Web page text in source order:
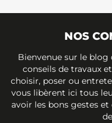
NOS
Bienvenue sur le
conseils de travaux
choisir, poser ou
vous libèrent ici tous
avoir les bons gestes